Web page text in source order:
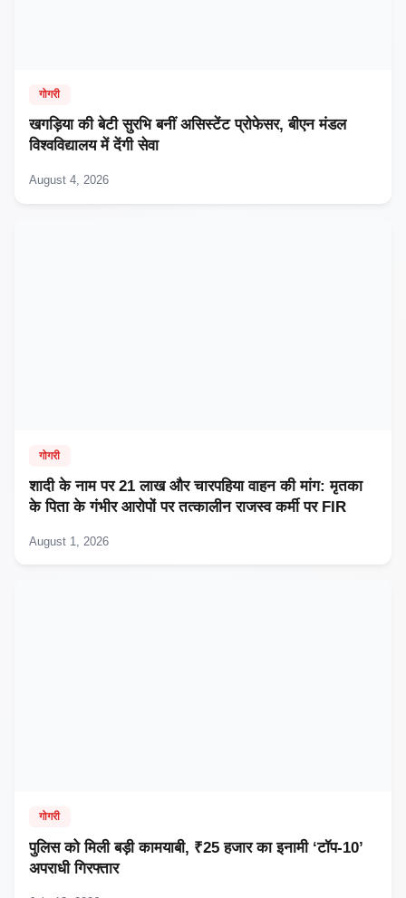
गोगरी
खगड़िया की बेटी सुरभि बनीं असिस्टेंट प्रोफेसर, बीएन मंडल
विश्वविद्यालय में देंगी सेवा
August 4, 2026
गोगरी
शादी के नाम पर 21 लाख और चारपहिया वाहन की मांग: मृतका
के पिता के गंभीर आरोपों पर तत्कालीन राजस्व कर्मी पर FIR
August 1, 2026
गोगरी
पुलिस को मिली बड़ी कामयाबी, ₹25 हजार का इनामी ‘टॉप-10’
अपराधी गिरफ्तार